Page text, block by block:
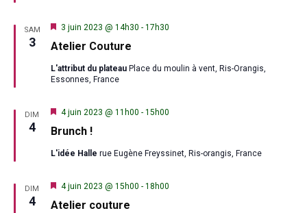
SAM
3 Atelier Couture
Mis
avant
3 juin 2023 @ 14h30 - 17h30
L'attribut du plateau Place du moulin à vent, Ris-Orangis,
Essonnes, France
DIM
4 Brunch !
Mis
avant
4 juin 2023 @ 11h00 - 15h00
L'idée Halle rue Eugène Freyssinet, Ris-orangis, France
DIM
4 Atelier couture
Mis
avant
4 juin 2023 @ 15h00 - 18h00